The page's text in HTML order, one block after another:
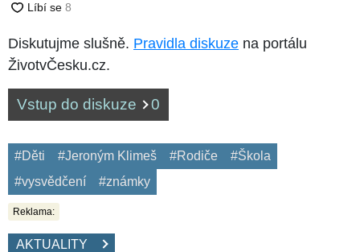
Diskutujme slušně. Pravidla diskuze na portálu
ŽivotvČesku.cz.
Vstup do diskuze 0
#Děti #Jeroným Klimeš #Rodiče
#Škola
#vysvědčení
#známky
Reklama:
AKTUALITY